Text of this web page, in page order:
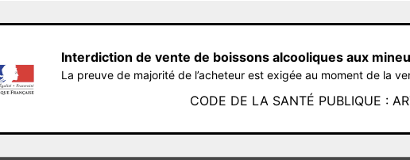
Interdiction de vente de boissons alcooliques aux
La preuve de majorité de l’acheteur est exigée au moment de la
CODE DE LA SANTÉ PUBLIQUE :